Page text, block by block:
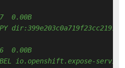
0.00B
0.00B
io.openshift.expose-